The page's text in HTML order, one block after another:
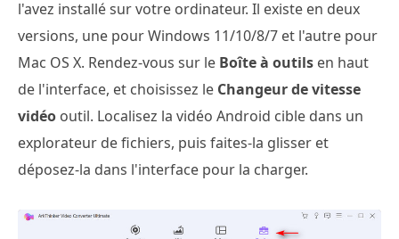
l'avez installé sur votre ordinateur. Il existe en deux
versions, une pour Windows 11/10/8/7 et l'autre pour
Mac OS X. Rendez-vous sur le Boîte à outils en haut
de l'interface, et choisissez le Changeur de vitesse
vidéo outil. Localisez la vidéo Android cible dans un
explorateur de fichiers, puis faites-la glisser et
déposez-la dans l'interface pour la charger.